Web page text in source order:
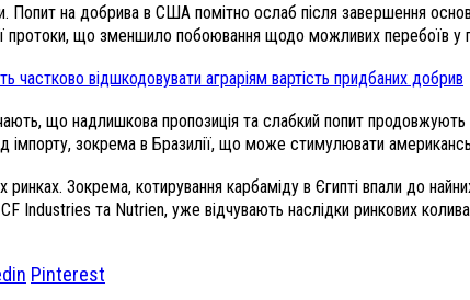
Попит на добрива в США помітно ослаб після завершення
протоки, що зменшило побоювання щодо можливих перебоїв у
частково відшкодовувати аграріям вартість придбаних добрив
що надлишкова пропозиція та слабкий попит
імпорту, зокрема в Бразилії, що може стимулювати
ринках. Зокрема, котирування карбаміду в Єгипті впали до
Industries та Nutrien, уже відчувають наслідки ринкових
Pinterest